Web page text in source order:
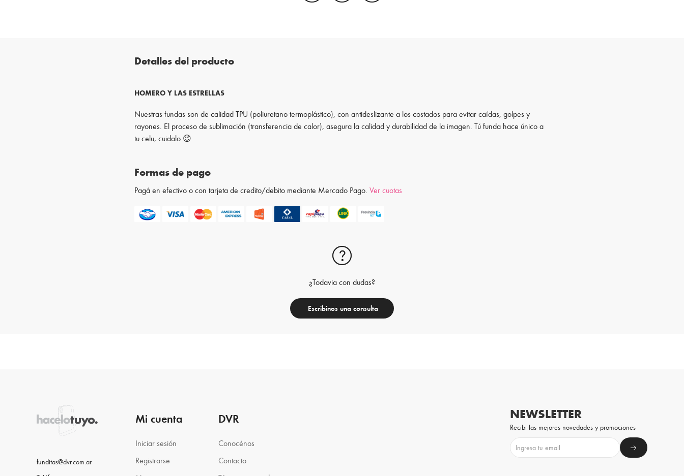
Detalles del producto
HOMERO Y LAS ESTRELLAS
Nuestras fundas son de calidad TPU (poliuretano termoplástico), con antideslizante a los costados para evitar caídas, golpes y
rayones. El proceso de sublimación (transferencia de calor), asegura la calidad y durabilidad de la imagen. Tú funda hace único a
tu celu, cuidalo 😉
Formas de pago
Pagá en efectivo o con tarjeta de credito/debito mediante Mercado Pago.Ver cuotas
¿Todavia con dudas?
Escribinos una consulta
funditas@dvr.com.ar
Mi cuenta
Iniciar sesión
Registrarse
DVR
Conocénos
Contacto
NEWSLETTER
Recibi las mejores novedades y promociones